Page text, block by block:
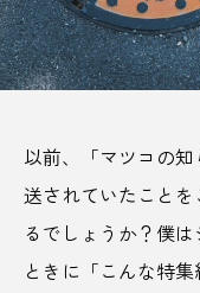
TAG LIST
BONDANCE
以前、「マツコの
送されていたこと
るでしょうか？僕
ときに「こんな特